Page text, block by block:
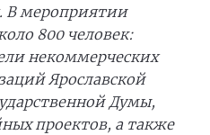
В мероприятии
800 человек:
некоммерческих
Ярославской
Думы,
проектов, а также